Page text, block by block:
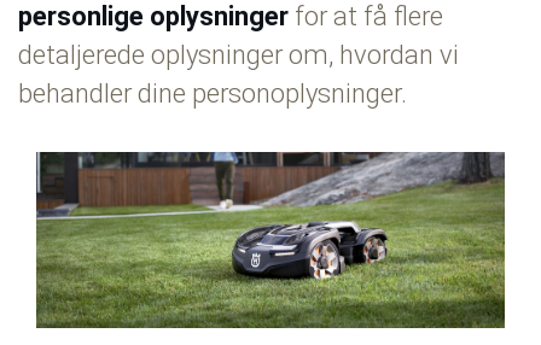
personlige oplysninger for at få flere
detaljerede oplysninger om, hvordan vi
behandler dine personoplysninger.